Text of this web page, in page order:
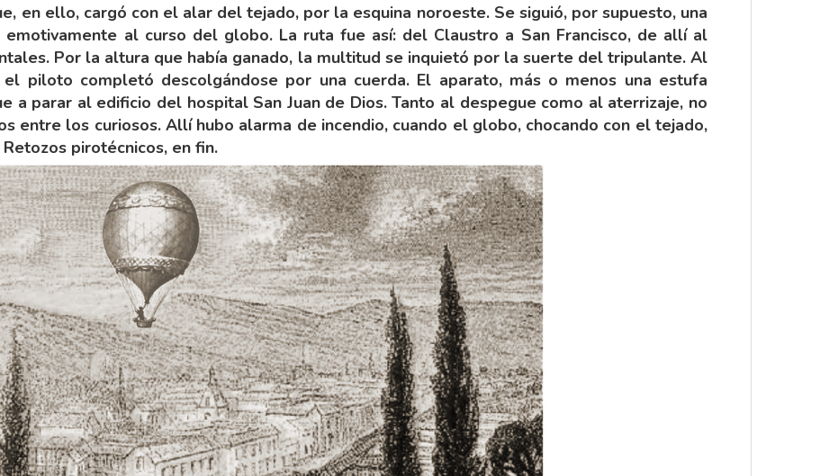
en ello, cargó con el alar del tejado, por la esquina noroeste. Se siguió, por supuesto, una
al curso del globo. La ruta fue así: del Claustro a San Francisco, de allí al
Por la altura que había ganado, la multitud se inquietó por la suerte del tripulante. Al
piloto completó descolgándose por una cuerda. El aparato, más o menos una estufa
a parar al edificio del hospital San Juan de Dios. Tanto al despegue como al aterrizaje, no
entre los curiosos. Allí hubo alarma de incendio, cuando el globo, chocando con el tejado,
pirotécnicos, en fin.